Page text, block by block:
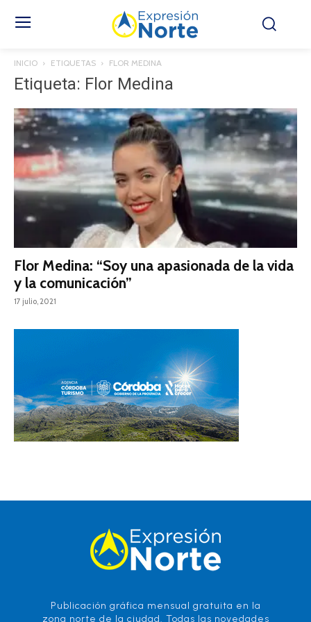
INICIO ETIQUETAS FLOR MEDINA
Etiqueta: Flor Medina
Flor Medina: “Soy una apasionada de la vida
y la comunicación”
17 julio, 2021
Publicación gráfica mensual gratuita en la
zona norte de la ciudad. Todas las novedades